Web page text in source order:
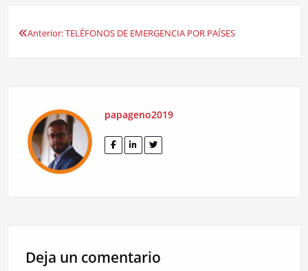
Navegación
Anterior:TELÉFONOS DE EMERGENCIA POR PAÍSES
papageno2019
Deja un comentario